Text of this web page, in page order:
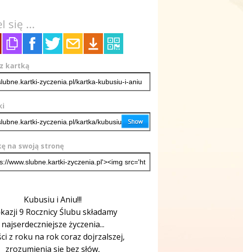
się ...
kartką
na swoją stronę
Kubusiu i Aniu!!!
9 Rocznicy Ślubu składamy
najserdeczniejsze życzenia...
z roku na rok coraz dojrzalszej,
zrozumienia się bez słów,